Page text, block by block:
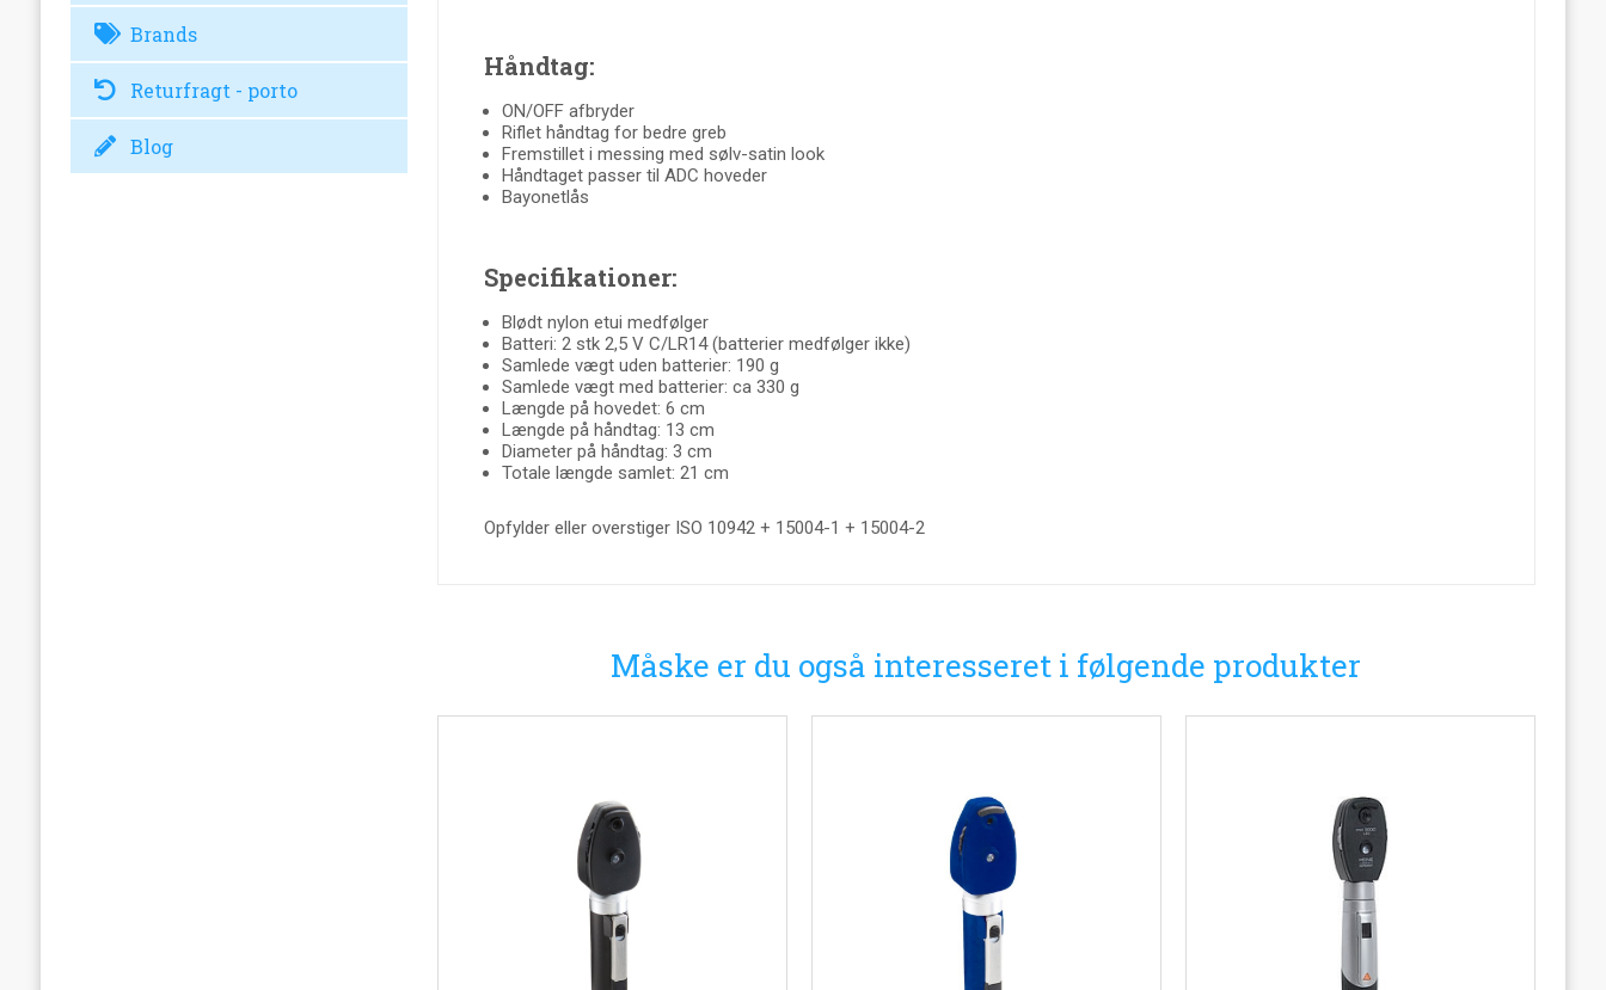
Brands
Returfragt - porto
Blog
Håndtag:
ON/OFF afbryder
Riflet håndtag for bedre greb
Fremstillet i messing med sølv-satin look
Håndtaget passer til ADC hoveder
Bayonetlås
Specifikationer:
Blødt nylon etui medfølger
Batteri: 2 stk 2,5 V C/LR14 (batterier medfølger ikke)
Samlede vægt uden batterier: 190 g
Samlede vægt med batterier: ca 330 g
Længde på hovedet: 6 cm
Længde på håndtag: 13 cm
Diameter på håndtag: 3 cm
Totale længde samlet: 21 cm
Opfylder eller overstiger ISO 10942 + 15004-1 + 15004-2
Måske er du også interesseret i følgende produkter